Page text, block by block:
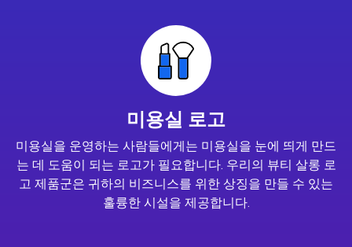
미용실 로고
미용실을 운영하는 사람들에게는 미용실을 눈에 띄게 만드
는 데 도움이 되는 로고가 필요합니다. 우리의 뷰티 살롱 로
고 제품군은 귀하의 비즈니스를 위한 상징을 만들 수 있는
훌륭한 시설을 제공합니다.